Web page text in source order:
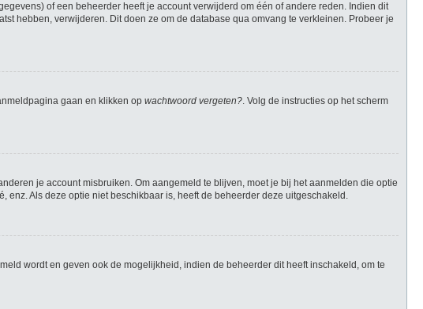
of een beheerder heeft je account verwijderd om één of andere reden. Indien dit
hebben, verwijderen. Dit doen ze om de database qua omvang te verkleinen. Probeer je
gaan en klikken op wachtwoord vergeten?. Volg de instructies op het scherm
je account misbruiken. Om aangemeld te blijven, moet je bij het aanmelden die optie
Als deze optie niet beschikbaar is, heeft de beheerder deze uitgeschakeld.
wordt en geven ook de mogelijkheid, indien de beheerder dit heeft inschakeld, om te